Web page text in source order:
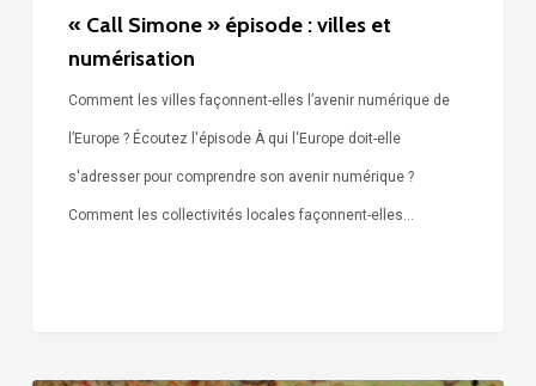
« Call Simone » épisode : villes et
numérisation
Comment les villes façonnent-elles l’avenir numérique de
l’Europe ? Écoutez l'épisode À qui l'Europe doit-elle
s'adresser pour comprendre son avenir numérique ?
Comment les collectivités locales façonnent-elles…